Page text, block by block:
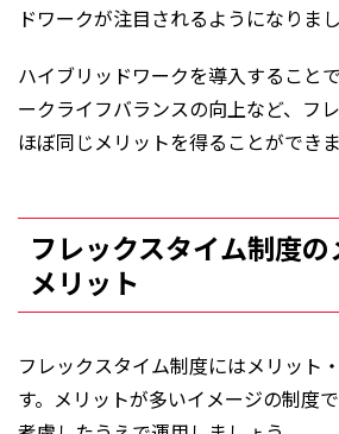
ドワークが注目されるようになりまし
ハイブリッドワークを導入すること
ークライフバランスの向上など、フ
ほぼ同じメリットを得ることができま
フレックスタイム制度
メリット
フレックスタイム制度にはメリット
す。メリットが多いイメージの制度